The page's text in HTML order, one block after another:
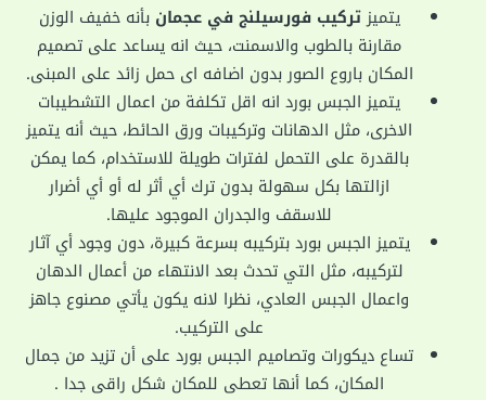
يتميزتركيب فورسيلنج في عجمان بأنه خفيف الوزن
مقارنة بالطوب والاسمنت، حيث انه يساعد على تصميم
المكان باروع الصور بدون اضافه اى حمل زائد على المبنى.
يتميز الجبس بورد انه اقل تكلفة من اعمال التشطيبات
الاخرى، مثل الدهانات وتركيبات ورق الحائط، حيث أنه يتميز
بالقدرة على التحمل لفترات طويلة للاستخدام، كما يمكن
ازالتها بكل سهولة بدون ترك أي أثر له أو أي أضرار
للاسقف والجدران الموجود عليها.
يتميز الجبس بورد بتركيبه بسرعة كبيرة، دون وجود أي آثار
لتركيبه، مثل التي تحدث بعد الانتهاء من أعمال الدهان
واعمال الجبس العادي، نظرا لانه يكون يأتي مصنوع جاهز
على التركيب.
تساع ديكورات وتصاميم الجبس بورد على أن تزيد من جمال
المكان، كما أنها تعطى للمكان شكل راقى جدا .